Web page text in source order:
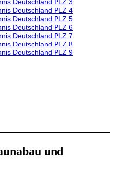
Deutschland PLZ 3
Deutschland PLZ 4
Deutschland PLZ 5
Deutschland PLZ 6
Deutschland PLZ 7
Deutschland PLZ 8
Deutschland PLZ 9
und